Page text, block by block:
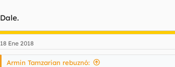
Dale.
18 Ene 2018
Armin Tamzarian rebuznó: